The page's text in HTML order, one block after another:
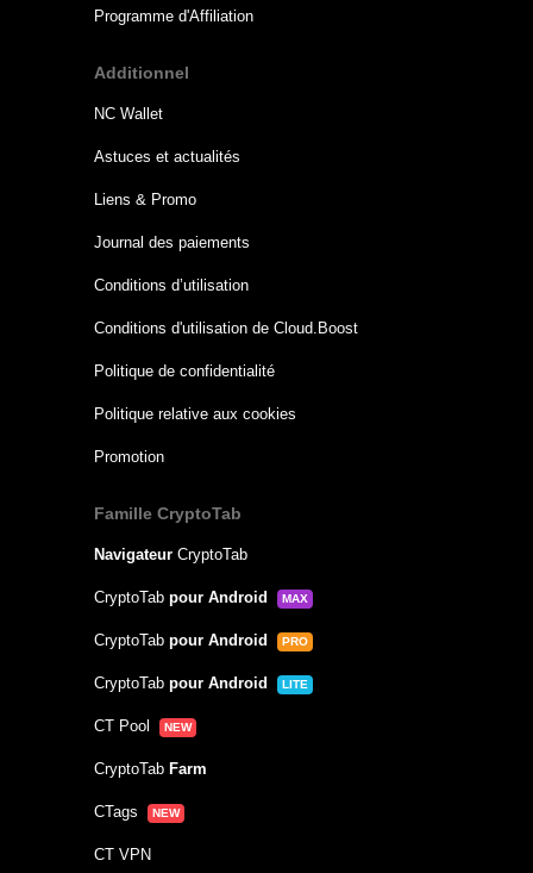
Programme d'Affiliation
Additionnel
NC Wallet
Astuces et actualités
Liens & Promo
Journal des paiements
Conditions d’utilisation
Conditions d'utilisation de Cloud.Boost
Politique de confidentialité
Politique relative aux cookies
Promotion
Famille CryptoTab
NavigateurCryptoTab
CryptoTab pour Android MAX
CryptoTab pour Android PRO
CryptoTab pour Android LITE
CT Pool NEW
CryptoTab Farm
CTags NEW
CT VPN